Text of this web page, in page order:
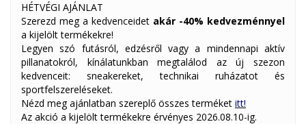
HÉTVÉGI AJÁNLAT
Szerezd meg a kedvenceidet akár -40% kedvezménnyel
a kijelölt termékekre!
Legyen szó futásról, edzésről vagy a mindennapi aktív
pillanatokról, kínálatunkban megtalálod az új szezon
kedvenceit: sneakereket, technikai ruházatot és
sportfelszereléseket.
Nézd meg ajánlatban szereplő összes terméket itt!
Az akció a kijelölt termékekre érvényes 2026.08.10-ig.